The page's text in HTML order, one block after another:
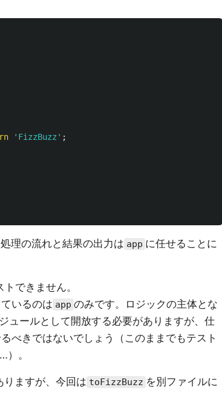
' FizzBuzz ' ;
理の流れと結果の出力は app に任せることに
できません。
いるのは app のみです。ロジックの主体とな
ュールとして開放する必要がありますが、仕
べきではないでしょう（このままでもテスト
。
りますが、今回は toFizzBuzz を別ファイルに